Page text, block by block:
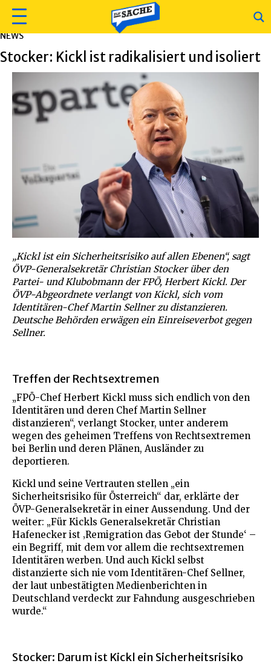
NEWS
Stocker: Kickl ist radikalisiert und isoliert
„Kickl ist ein Sicherheitsrisiko auf allen Ebenen“, sagt
ÖVP-Generalsekretär Christian Stocker über den
Partei- und Klubobmann der FPÖ, Herbert Kickl. Der
ÖVP-Abgeordnete verlangt von Kickl, sich vom
Identitären-Chef Martin Sellner zu distanzieren.
Deutsche Behörden erwägen ein Einreiseverbot gegen
Sellner.
Treffen der Rechtsextremen
„FPÖ-Chef Herbert Kickl muss sich endlich von den
Identitären und deren Chef Martin Sellner
distanzieren“, verlangt Stocker, unter anderem
wegen des geheimen Treffens von Rechtsextremen
bei Berlin und deren Plänen, Ausländer zu
deportieren.
Kickl und seine Vertrauten stellen „ein
Sicherheitsrisiko für Österreich“ dar, erklärte der
ÖVP-Generalsekretär in einer Aussendung. Und der
weiter: „Für Kickls Generalsekretär Christian
Hafenecker ist ‚Remigration das Gebot der Stunde‘ –
ein Begriff, mit dem vor allem die rechtsextremen
Identitären werben. Und auch Kickl selbst
distanzierte sich nie vom Identitären-Chef Sellner,
der laut unbestätigten Medienberichten in
Deutschland verdeckt zur Fahndung ausgeschrieben
wurde.“
Stocker: Darum ist Kickl ein Sicherheitsrisiko